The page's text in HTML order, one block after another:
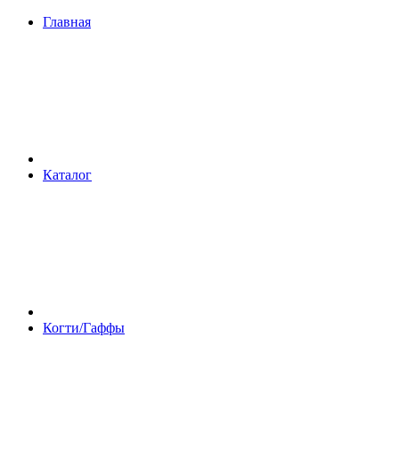
Главная
Каталог
Когти/Гаффы